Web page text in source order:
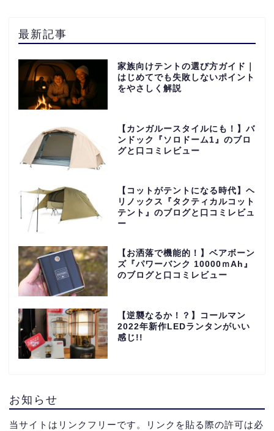
最新記事
家族向けテントの選び方ガイド｜
はじめてでも失敗しないポイント
をやさしく解説
【カンガルースタイルにも！】バ
ンドック『ソロドーム1』のブロ
グと口コミレビュー
【コットがテントになる時代】ヘ
リノックス『タクティカルコット
テント』のブログと口コミレビュ
ー
【お洒落で機能的！】ベアボーン
ズ『パワーバンク 10000ｍAh』
のブログと口コミレビュー
【逆襲なるか！？】コールマン
2022年新作LEDランタンがいい
感じ!!
お知らせ
当サイトはリンクフリーです。リンクを貼る際の許可は必